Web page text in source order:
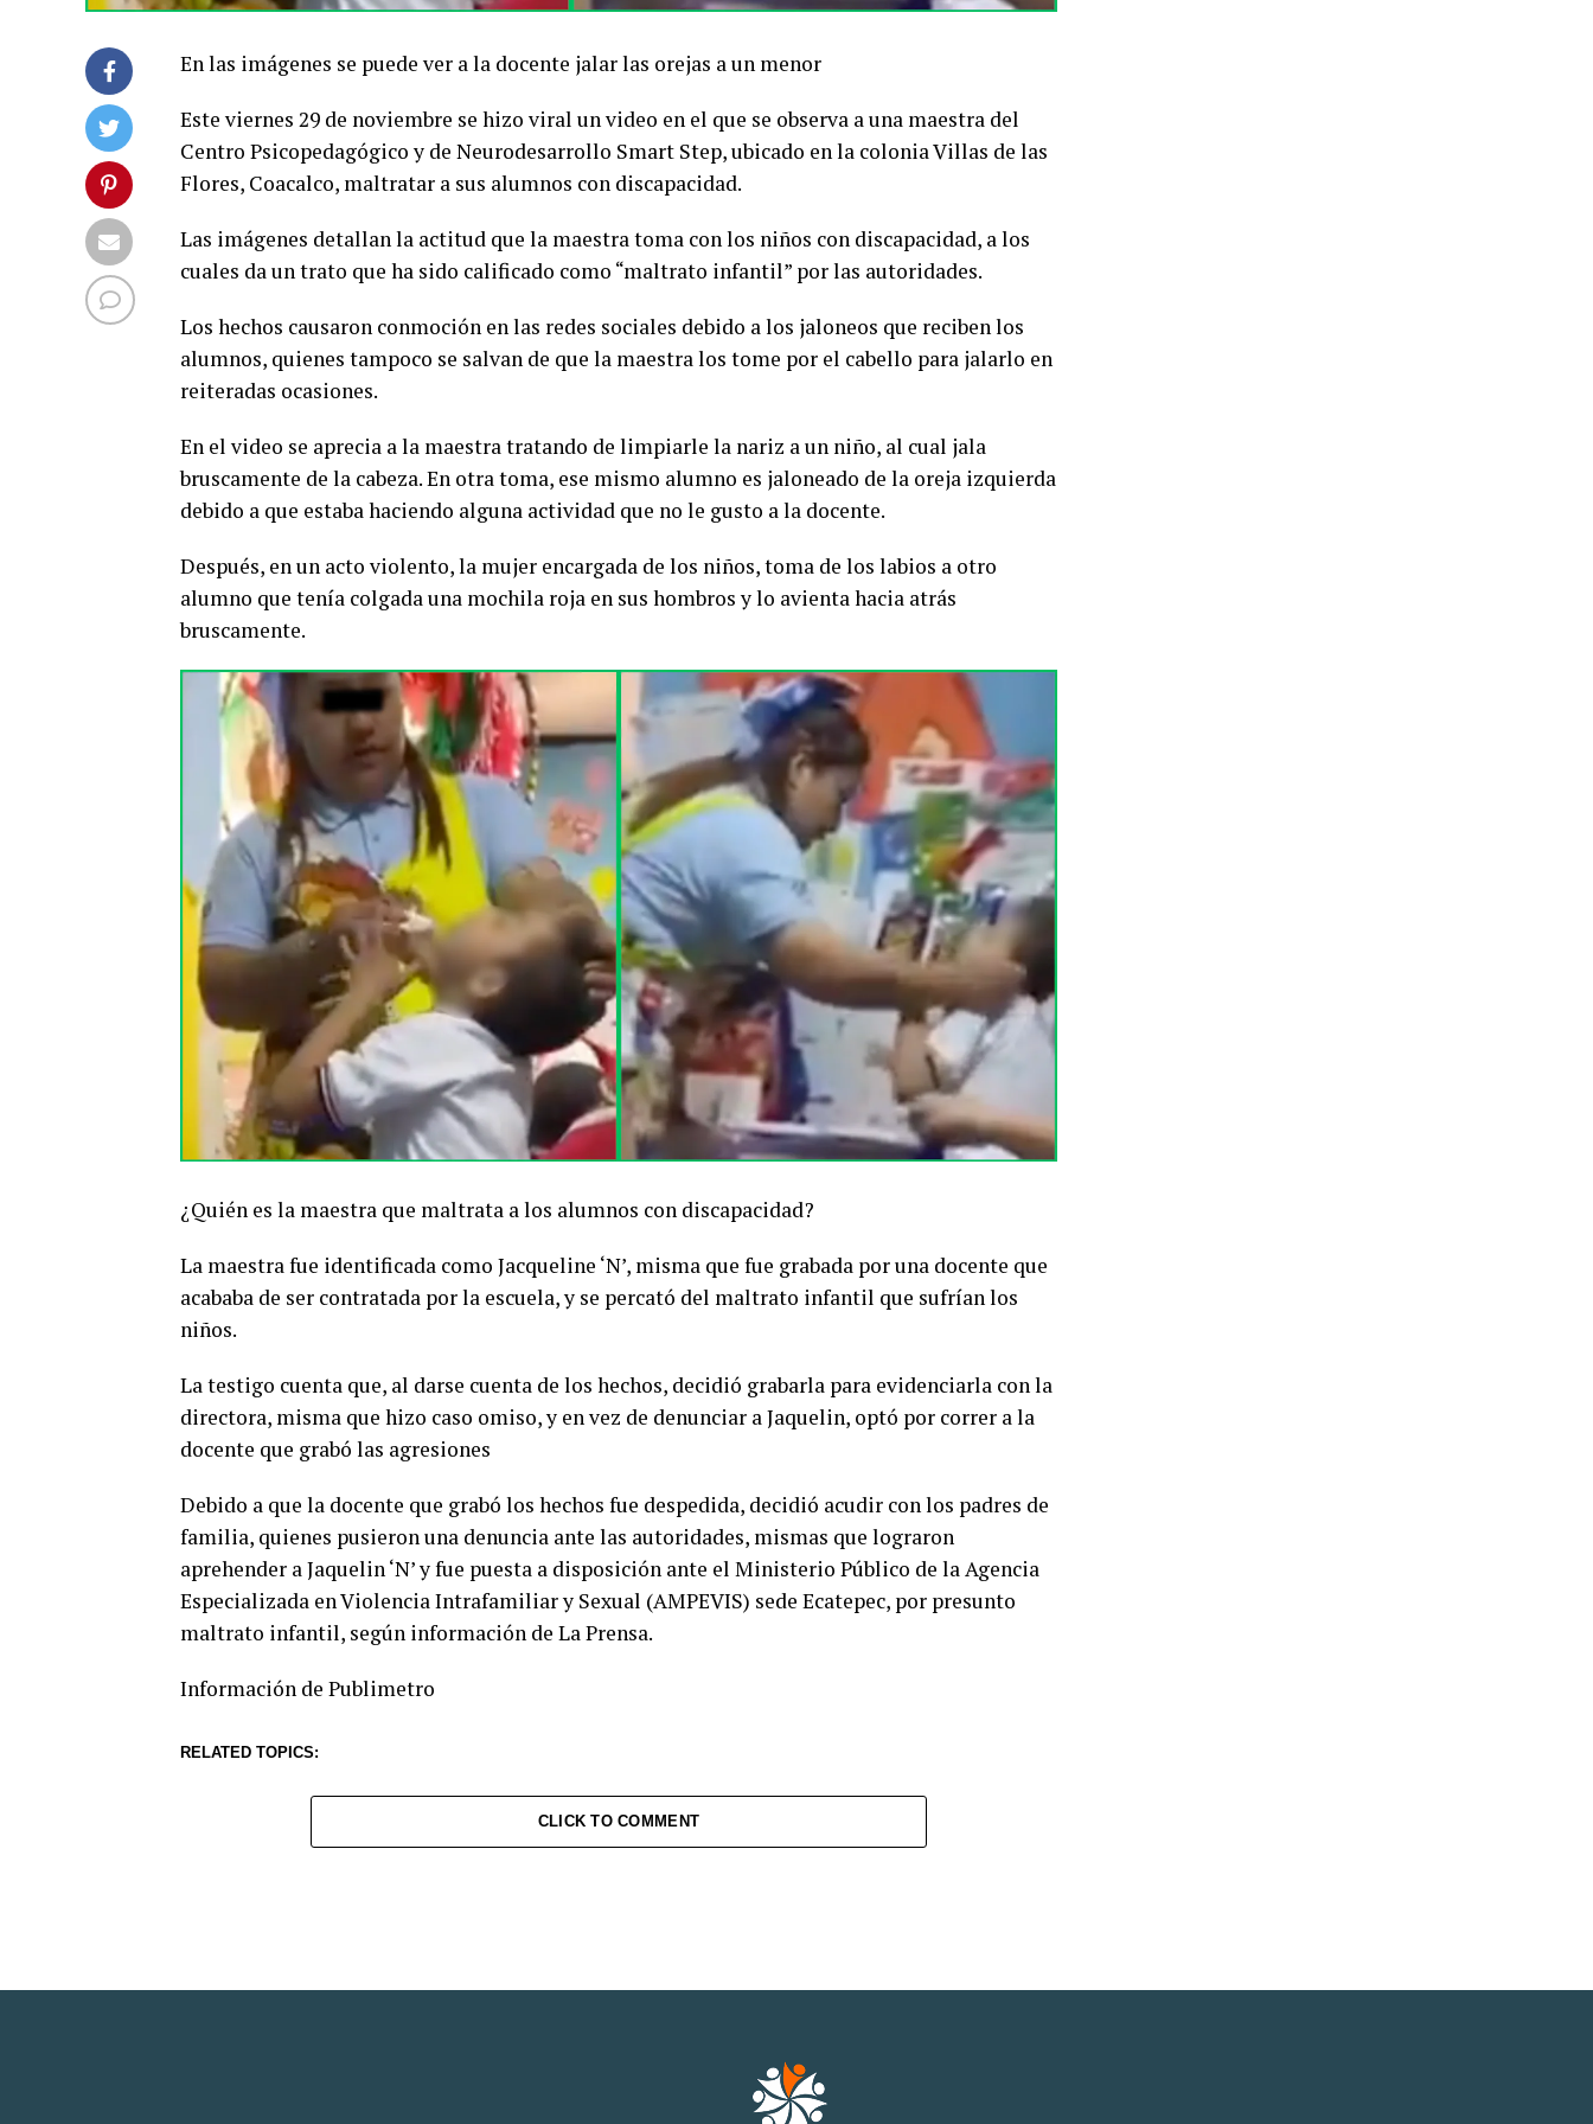
En las imágenes se puede ver a la docente jalar las orejas a un menor
Este viernes 29 de noviembre se hizo viral un video en el que se observa a una maestra del
Centro Psicopedagógico y de Neurodesarrollo Smart Step, ubicado en la colonia Villas de las
Flores, Coacalco, maltratar a sus alumnos con discapacidad.
Las imágenes detallan la actitud que la maestra toma con los niños con discapacidad, a los
cuales da un trato que ha sido calificado como “maltrato infantil” por las autoridades.
Los hechos causaron conmoción en las redes sociales debido a los jaloneos que reciben los
alumnos, quienes tampoco se salvan de que la maestra los tome por el cabello para jalarlo en
reiteradas ocasiones.
En el video se aprecia a la maestra tratando de limpiarle la nariz a un niño, al cual jala
bruscamente de la cabeza. En otra toma, ese mismo alumno es jaloneado de la oreja izquierda
debido a que estaba haciendo alguna actividad que no le gusto a la docente.
Después, en un acto violento, la mujer encargada de los niños, toma de los labios a otro
alumno que tenía colgada una mochila roja en sus hombros y lo avienta hacia atrás
bruscamente.
¿Quién es la maestra que maltrata a los alumnos con discapacidad?
La maestra fue identificada como Jacqueline ‘N’, misma que fue grabada por una docente que
acababa de ser contratada por la escuela, y se percató del maltrato infantil que sufrían los
niños.
La testigo cuenta que, al darse cuenta de los hechos, decidió grabarla para evidenciarla con la
directora, misma que hizo caso omiso, y en vez de denunciar a Jaquelin, optó por correr a la
docente que grabó las agresiones
Debido a que la docente que grabó los hechos fue despedida, decidió acudir con los padres de
familia, quienes pusieron una denuncia ante las autoridades, mismas que lograron
aprehender a Jaquelin ‘N’ y fue puesta a disposición ante el Ministerio Público de la Agencia
Especializada en Violencia Intrafamiliar y Sexual (AMPEVIS) sede Ecatepec, por presunto
maltrato infantil, según información de La Prensa.
Información de Publimetro
RELATED TOPICS:
CLICK TO COMMENT